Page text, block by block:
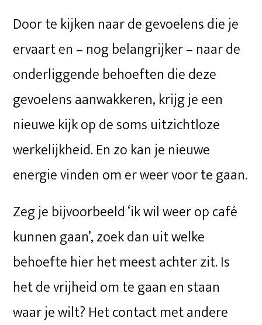
Door te kijken naar de gevoelens die je
ervaart en – nog belangrijker – naar de
onderliggende behoeften die deze
gevoelens aanwakkeren, krijg je een
nieuwe kijk op de soms uitzichtloze
werkelijkheid. En zo kan je nieuwe
energie vinden om er weer voor te gaan.
Zeg je bijvoorbeeld ‘ik wil weer op café
kunnen gaan’, zoek dan uit welke
behoefte hier het meest achter zit. Is
het de vrijheid om te gaan en staan
waar je wilt? Het contact met andere